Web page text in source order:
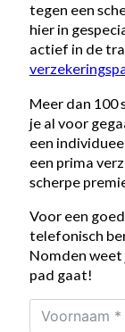
tegen een
hier in
actief in de
Meer dan
je al voor
een
een prima
scherpe
Voor een
telefonisch
Nomden weet
pad gaat!